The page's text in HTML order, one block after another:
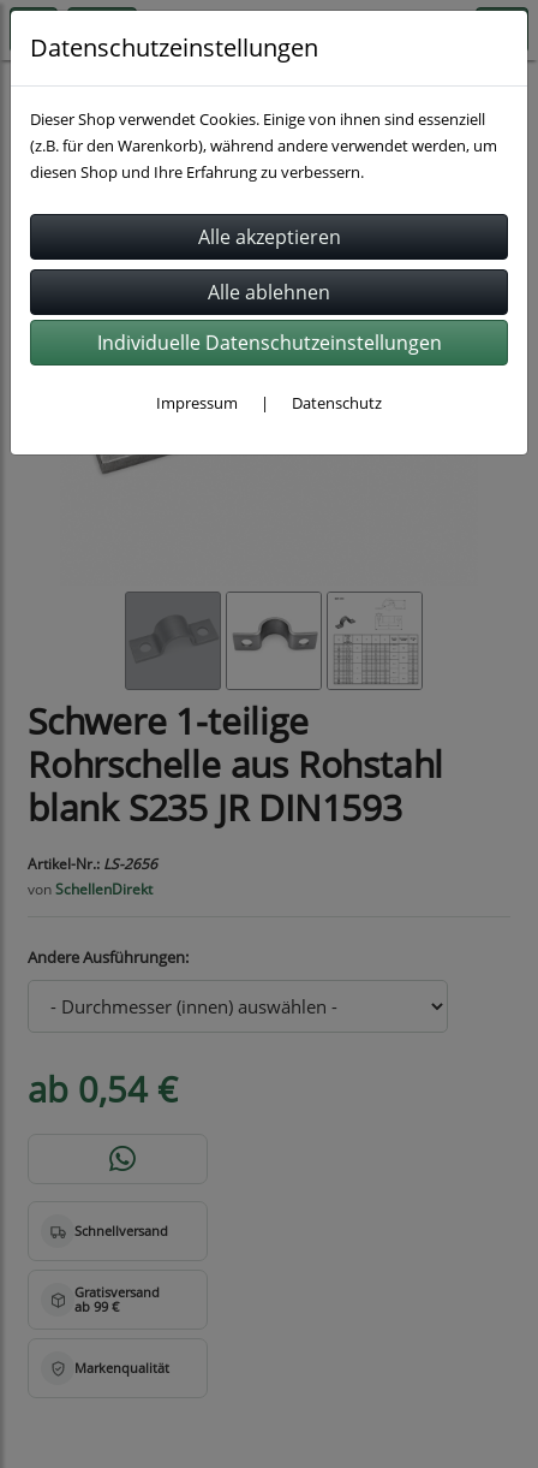
Rohrbefestigung Rohrschellen
Schwere 1-teilige
Rohrschelle aus Rohstahl
blank S235 JR DIN1593
Artikel-Nr.: LS-2656
vonSchellenDirekt
Andere Ausführungen:
ab 0,54 €
Datenschutzeinstellungen
Dieser Shop verwendet Cookies. Einige von ihnen sind essenziell
(z.B. für den Warenkorb), während andere verwendet werden, um
diesen Shop und Ihre Erfahrung zu verbessern.
Individuelle Datenschutzeinstellungen
Impressum | Datenschutz